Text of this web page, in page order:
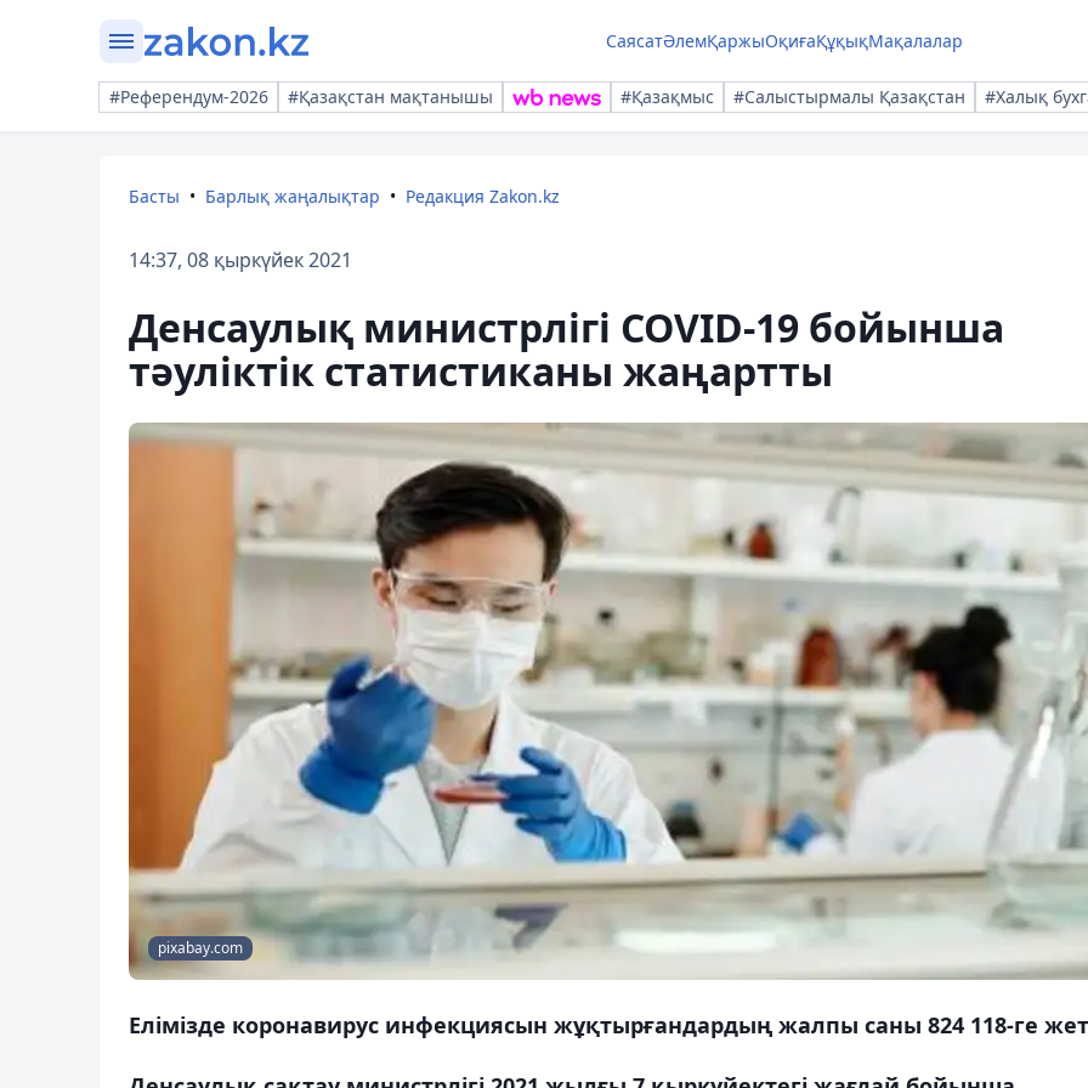
СаясатӘлемҚаржыОқиғаҚұқықМақалалар
#Референдум-2026 #Қазақстан мақтанышы #Қазақмыс #Салыстырмалы Қазақстан #Халық
Басты Барлық жаңалықтар Редакция Zakon.kz
14:37, 08 қыркүйек 2021
Денсаулық министрлігі COVID-19 бойынша
тәуліктік статистиканы жаңартты
pixabay.com
Елімізде коронавирус инфекциясын жұқтырғандардың жалпы саны 824 118-ге